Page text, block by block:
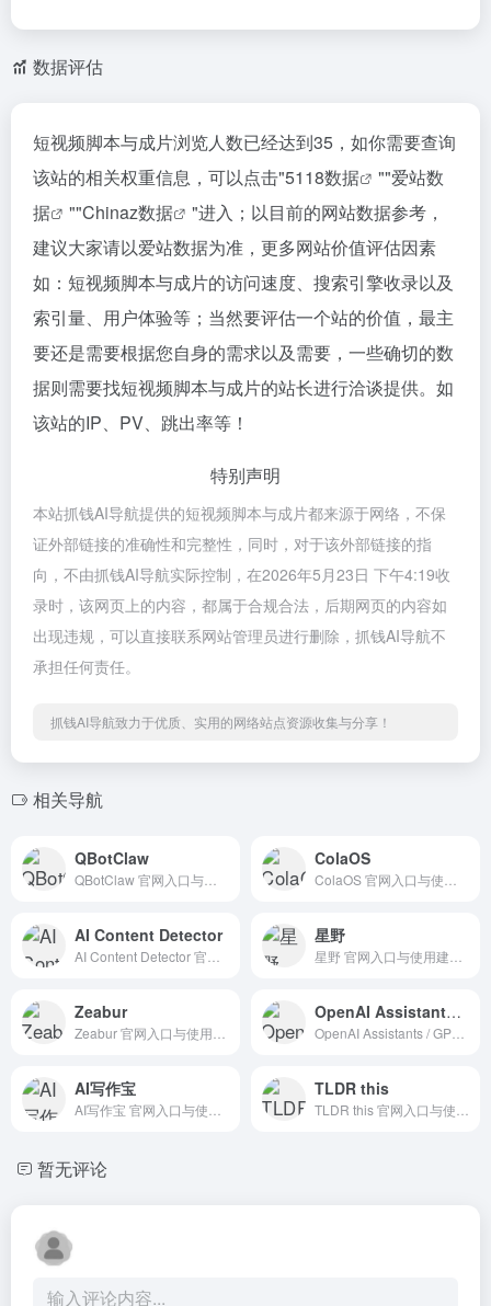
数据评估
短视频脚本与成片浏览人数已经达到35，如你需要查询
该站的相关权重信息，可以点击"5118数据 ""爱站数
据
""Chinaz数据
"进入；以目前的网站数据参考，
建议大家请以爱站数据为准，更多网站价值评估因素
如：短视频脚本与成片的访问速度、搜索引擎收录以及
索引量、用户体验等；当然要评估一个站的价值，最主
要还是需要根据您自身的需求以及需要，一些确切的数
据则需要找短视频脚本与成片的站长进行洽谈提供。如
该站的IP、PV、跳出率等！
特别声明
本站抓钱AI导航提供的短视频脚本与成片都来源于网络，不保
证外部链接的准确性和完整性，同时，对于该外部链接的指
向，不由抓钱AI导航实际控制，在2026年5月23日 下午4:19收
录时，该网页上的内容，都属于合规合法，后期网页的内容如
出现违规，可以直接联系网站管理员进行删除，抓钱AI导航不
承担任何责任。
抓钱AI导航致力于优质、实用的网络站点资源收集与分享！
相关导航
QBotClaw ColaOS
AI Content Detector 星野
Zeabur OpenAI Assistants / GPTs
AI写作宝 TLDR this
暂无评论